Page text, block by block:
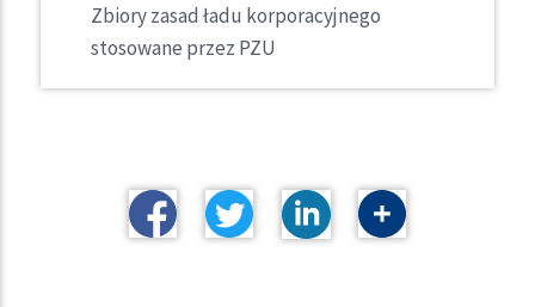
Zbiory zasad ładu korporacyjnego
stosowane przez PZU